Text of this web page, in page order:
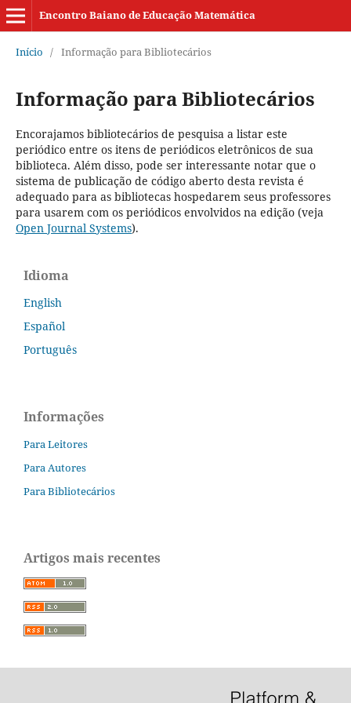
Encontro Baiano de Educação Matemática
Início / Informação para Bibliotecários
Informação para Bibliotecários
Encorajamos bibliotecários de pesquisa a listar este
periódico entre os itens de periódicos eletrônicos de sua
biblioteca. Além disso, pode ser interessante notar que o
sistema de publicação de código aberto desta revista é
adequado para as bibliotecas hospedarem seus professores
para usarem com os periódicos envolvidos na edição (veja
Open Journal Systems).
Idioma
English
Español
Português
Informações
Para Leitores
Para Autores
Para Bibliotecários
Artigos mais recentes